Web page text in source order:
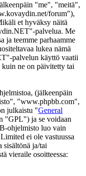
"me", "meitä",
forum"),
et hyväksy näitä
palvelua. Me
ja teemme parhaamme
lukea nämä
palvelun käyttö vaatii
kuin ne on päivitetty tai
(jälkeenpäin
"www.phpbb.com",
julkaistu "General
"GPL") ja se voidaan
ohjelmisto luo vain
ei ole vastuussa
sisältönä ja/tai
vieraile osoitteessa: